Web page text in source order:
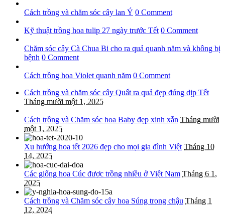
Cách trồng và chăm sóc cây lan Ý 0 Comment
Kỹ thuật trồng hoa tulip 27 ngày trước Tết 0 Comment
Chăm sóc cây Cà Chua Bi cho ra quả quanh năm và không bị
bệnh 0 Comment
Cách trồng hoa Violet quanh năm 0 Comment
Cách trồng và chăm sóc cây Quất ra quả đẹp đúng dịp Tết
Tháng mười một 1, 2025
Cách trồng và Chăm sóc hoa Baby đẹp xinh xắn Tháng mười
một 1, 2025
Xu hướng hoa tết 2026 đẹp cho mọi gia đình Việt Tháng 10
14, 2025
Các giống hoa Cúc được trồng nhiều ở Việt Nam Tháng 6 1,
2025
Cách trồng và Chăm sóc cây hoa Súng trong chậu Tháng 1
12, 2024